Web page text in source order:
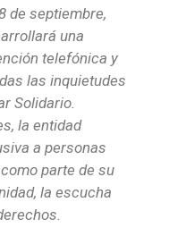
de septiembre,
una
telefónica y
las inquietudes
Solidario.
la entidad
a personas
parte de su
la escucha